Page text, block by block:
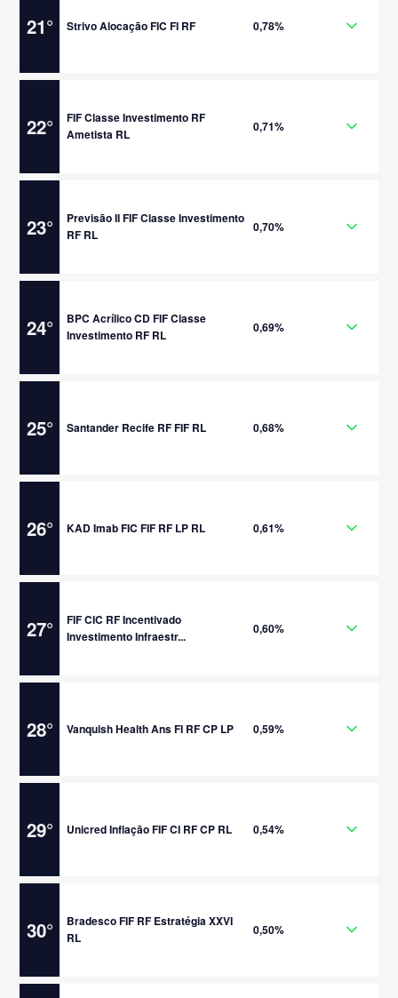
21° Strivo Alocação FIC FI RF 0,78%
22°
FIF Classe Investimento RF
Ametista RL
0,71%
23°
Previsão II FIF Classe Investimento
RF RL
0,70%
24°
BPC Acrílico CD FIF Classe
Investimento RF RL
0,69%
25° Santander Recife RF FIF RL 0,68%
26° KAD Imab FIC FIF RF LP RL 0,61%
27°
FIF CIC RF Incentivado
Investimento Infraestr...
0,60%
28° Vanquish Health Ans FI RF CP LP 0,59%
29° Unicred Inflação FIF CI RF CP RL 0,54%
30°
Bradesco FIF RF Estratégia XXVI
RL
0,50%